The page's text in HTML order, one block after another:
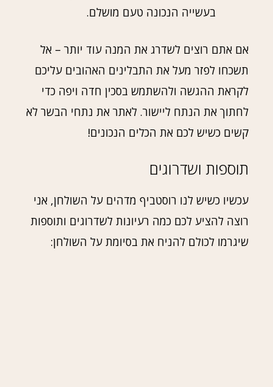
בעשייה הנכונה טעם מושלם.
אם אתם רוצים לשדרג את המנה עוד יותר – אל
תשכחו לפזר מעל את התבלינים האהובים עליכם
לקראת ההגשה ולהשתמש בסכין חדה ויפה כדי
לחתוך את הנתח ליישור. לאתר את נתחי הבשר לא
קשים כשיש לכם את הכלים הנכונים!
תוספות ושדרוגים
עכשיו כשיש לנו רוסטביף מדהים על השולחן, אני
רוצה להציע לכם כמה רעיונות לשדרוגים ותוספות
שיגרמו לכולם להניח את בסיומת על השולחן: